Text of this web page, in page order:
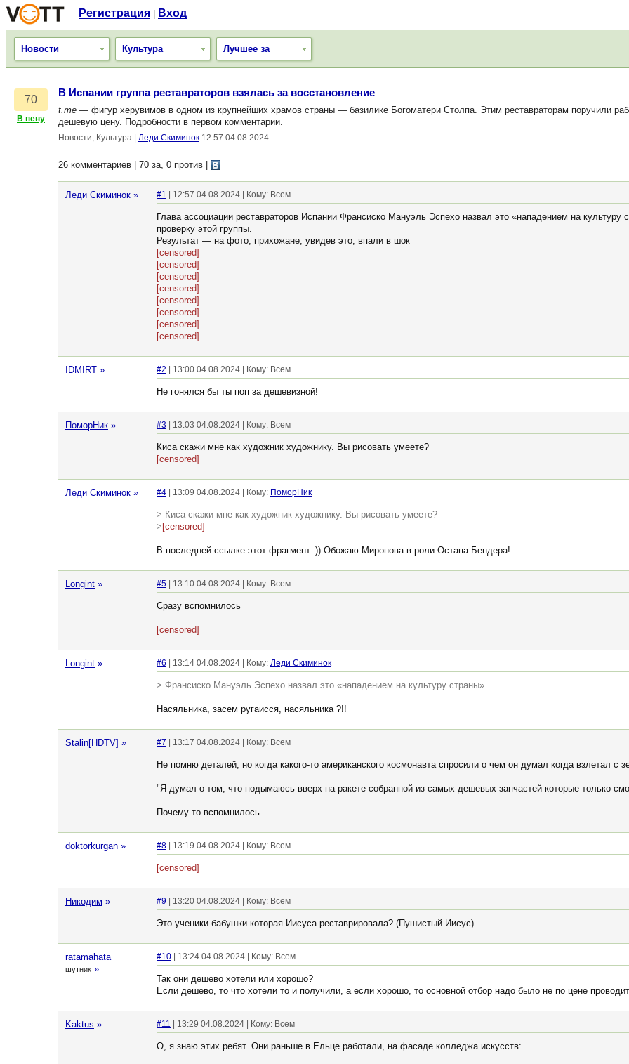
Регистрация Вход
Новости Культура Лучшее за
70
В пену
В Испании группа реставраторов взялась за восстановление
t.me — фигур херувимов в одном из крупнейших храмов страны — базилике Богоматери Столпа. Этим реставраторам поручили
дешевую цену. Подробности в первом комментарии.
Новости, Культура Леди Скиминок 12:57 04.08.2024
26 комментариев | 70 за, 0 против
Леди Скиминок » #1 | 12:57 04.08.2024 | Кому: Всем
Глава ассоциации реставраторов Испании Франсиско Мануэль Эспехо назвал это «нападением на культуру
проверку этой группы.
Результат — на фото, прихожане, увидев это, впали в шок
[censored]
[censored]
[censored]
[censored]
[censored]
[censored]
[censored]
[censored]
IDMIRT » #2 | 13:00 04.08.2024 | Кому: Всем
Не гонялся бы ты поп за дешевизной!
ПоморНик » #3 | 13:03 04.08.2024 | Кому: Всем
Киса скажи мне как художник художнику. Вы рисовать умеете?
[censored]
Леди Скиминок » #4 | 13:09 04.08.2024 | Кому: ПоморНик
> Киса скажи мне как художник художнику. Вы рисовать умеете?
> [censored]
В последней ссылке этот фрагмент. )) Обожаю Миронова в роли Остапа Бендера!
Longint » #5 | 13:10 04.08.2024 | Кому: Всем
Сразу вспомнилось
[censored]
Longint » #6 | 13:14 04.08.2024 | Кому: Леди Скиминок
> Франсиско Мануэль Эспехо назвал это «нападением на культуру страны»
Насяльника, засем ругаисся, насяльника ?!!
Stalin[HDTV] » #7 | 13:17 04.08.2024 | Кому: Всем
Не помню деталей, но когда какого-то американского космонавта спросили о чем он думал когда взлетал с
"Я думал о том, что подымаюсь вверх на ракете собранной из самых дешевых запчастей которые только
Почему то вспомнилось
doktorkurgan » #8 | 13:19 04.08.2024 | Кому: Всем
[censored]
Никодим » #9 | 13:20 04.08.2024 | Кому: Всем
Это ученики бабушки которая Иисуса реставрировала? (Пушистый Иисус)
ratamahata
шутник »
#10 | 13:24 04.08.2024 | Кому: Всем
Так они дешево хотели или хорошо?
Если дешево, то что хотели то и получили, а если хорошо, то основной отбор надо было не по цене
Kaktus » #11 | 13:29 04.08.2024 | Кому: Всем
О, я знаю этих ребят. Они раньше в Ельце работали, на фасаде колледжа искусств: